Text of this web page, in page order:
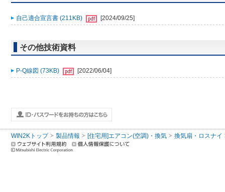
自己適合宣言書 (211KB) [2024/09/25]
その他技術資料
P-Q線図 (73KB) [2022/06/04]
WIN2Kトップ 製品情報 [住宅用]エアコン(空調)・換気 換気扇・ロスナイ